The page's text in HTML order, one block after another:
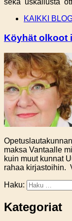
sekä uskallusta
KAIKKI
Köyhät olkoot
maksa Vantaalle
kuin muut kunnat
rahaa kirjastoihin.
Haku:
Kategoriat